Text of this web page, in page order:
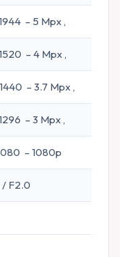
– 5 Mpx ,
– 4 Mpx ,
– 3.7 Mpx ,
– 3 Mpx ,
– 1080p
/ F2.0